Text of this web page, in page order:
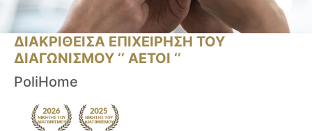
ΔΙΑΚΡΙΘΕΙΣΑ ΕΠΙΧΕΙΡΗΣΗ ΤΟΥ
ΔΙΑΓΩΝΙΣΜΟΥ ‘’ ΑΕΤΟΙ ‘’
PoliHome